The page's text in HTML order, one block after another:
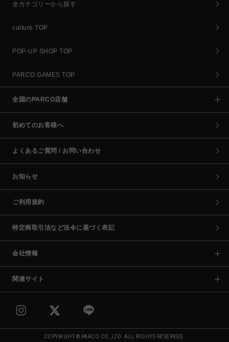
全カテゴリーから探す
culture TOP
POP-UP SHOP TOP
PARCO GAMES TOP
全国のPARCO店舗
初めてのお客様へ
よくあるご質問 / お問い合わせ
お知らせ
ご利用規約
特定商取引法など法令に基づく表記
会社情報
関連サイト
COPYRIGHT © PARCO CO.,LTD. ALL RIGHTS RESERVED.